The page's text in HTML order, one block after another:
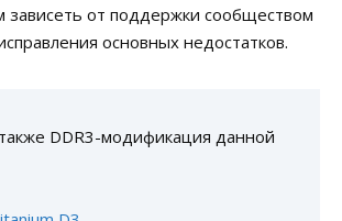
зависеть от поддержки сообществом
основных недостатков.
DDR3-модификация данной